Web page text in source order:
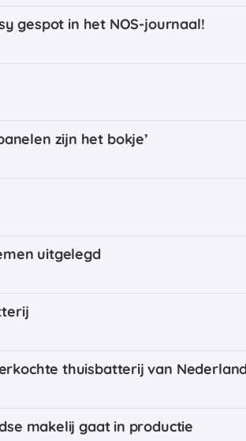
gespot in het NOS-journaal!
zijn het bokje’
uitgelegd
thuisbatterij van
makelij gaat in productie